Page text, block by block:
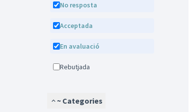
No resposta
Acceptada
En avaluació
Rebutjada
~ Categories